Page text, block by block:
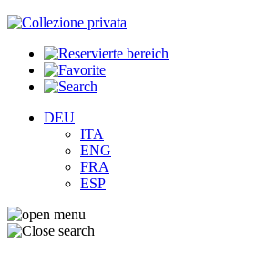
DEU
ITA
ENG
FRA
ESP